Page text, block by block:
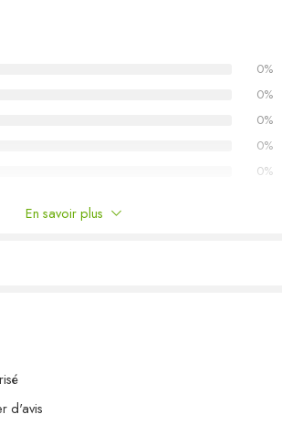
maximale (par siège) : 110 kg
:
0%
0%
0%
0%
0%
En savoir plus
d'avis